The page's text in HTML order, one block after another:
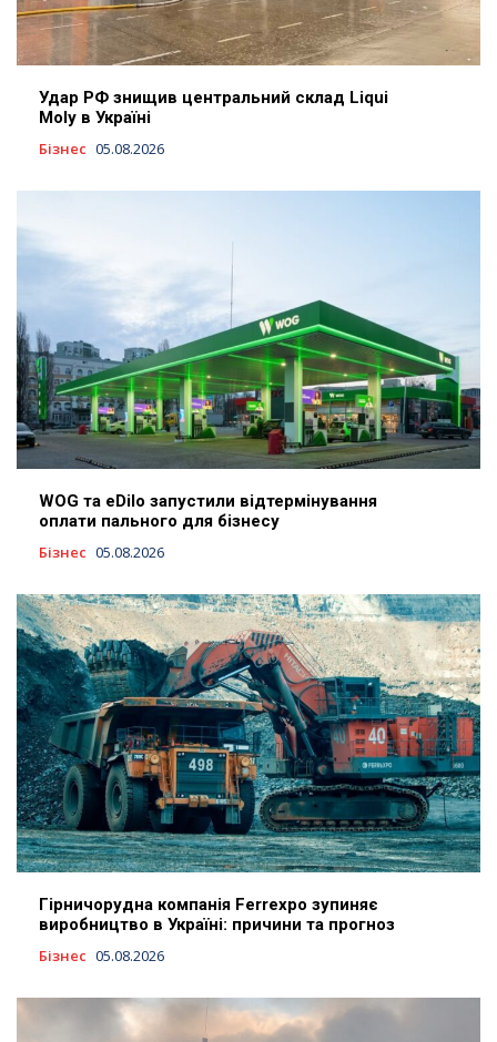
Удар РФ знищив центральний склад Liqui
Moly в Україні
Бізнес 05.08.2026
WOG та eDilo запустили відтермінування
оплати пального для бізнесу
Бізнес 05.08.2026
Гірничорудна компанія Ferrexpo зупиняє
виробництво в Україні: причини та прогноз
Бізнес 05.08.2026